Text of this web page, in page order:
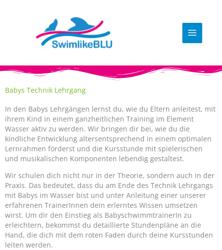
Babys Technik Lehrgang
In den Babys Lehrgängen lernst du, wie du Eltern anleitest, mit
ihrem Kind in einem ganzheitlichen Training im Element
Wasser aktiv zu werden. Wir bringen dir bei, wie du die
kindliche Entwicklung altersentsprechend in einem optimalen
Lernrahmen förderst und die Kursstunde mit spielerischen
und musikalischen Komponenten lebendig gestaltest.
Wir schulen dich nicht nur in der Theorie, sondern auch in der
Praxis. Das bedeutet, dass du am Ende des Technik Lehrgangs
mit Babys im Wasser bist und unter Anleitung einer unserer
erfahrenen TrainerInnen dein erlerntes Wissen umsetzen
wirst. Um dir den Einstieg als BabyschwimmtrainerIn zu
erleichtern, bekommst du detaillierte Stundenpläne an die
Hand, die dich mit dem roten Faden durch deine Kursstunden
leiten werden.